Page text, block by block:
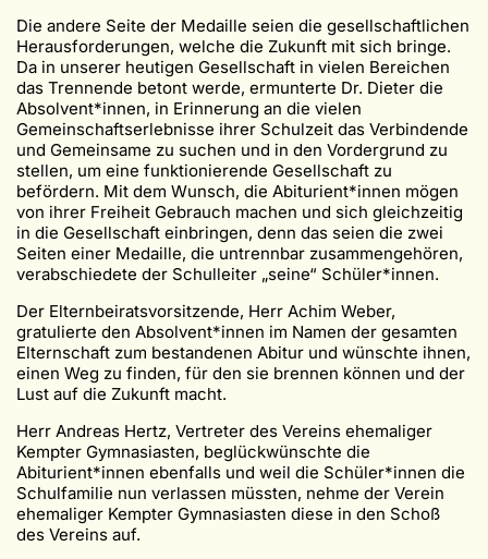
Die andere Seite der Medaille seien die gesellschaftlichen
Herausforderungen, welche die Zukunft mit sich bringe.
Da in unserer heutigen Gesellschaft in vielen Bereichen
das Trennende betont werde, ermunterte Dr. Dieter die
Absolvent*innen, in Erinnerung an die vielen
Gemeinschaftserlebnisse ihrer Schulzeit das Verbindende
und Gemeinsame zu suchen und in den Vordergrund zu
stellen, um eine funktionierende Gesellschaft zu
befördern. Mit dem Wunsch, die Abiturient*innen mögen
von ihrer Freiheit Gebrauch machen und sich gleichzeitig
in die Gesellschaft einbringen, denn das seien die zwei
Seiten einer Medaille, die untrennbar zusammengehören,
verabschiedete der Schulleiter „seine“ Schüler*innen.
Der Elternbeiratsvorsitzende, Herr Achim Weber,
gratulierte den Absolvent*innen im Namen der gesamten
Elternschaft zum bestandenen Abitur und wünschte ihnen,
einen Weg zu finden, für den sie brennen können und der
Lust auf die Zukunft macht.
Herr Andreas Hertz, Vertreter des Vereins ehemaliger
Kempter Gymnasiasten, beglückwünschte die
Abiturient*innen ebenfalls und weil die Schüler*innen die
Schulfamilie nun verlassen müssten, nehme der Verein
ehemaliger Kempter Gymnasiasten diese in den Schoß
des Vereins auf.